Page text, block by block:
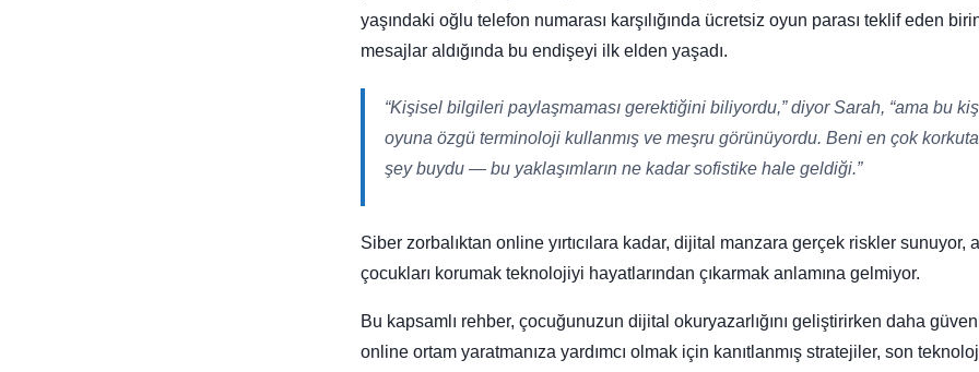
yaşındaki oğlu telefon numarası karşılığında ücretsiz oyun parası teklif eden
mesajlar aldığında bu endişeyi ilk elden yaşadı.
“Kişisel bilgileri paylaşmaması gerektiğini biliyordu,” diyor Sarah, “ama bu
oyuna özgü terminoloji kullanmış ve meşru görünüyordu. Beni en çok
şey buydu — bu yaklaşımların ne kadar sofistike hale geldiği.”
Siber zorbalıktan online yırtıcılara kadar, dijital manzara gerçek riskler sunuyor,
çocukları korumak teknolojiyi hayatlarından çıkarmak anlamına gelmiyor.
Bu kapsamlı rehber, çocuğunuzun dijital okuryazarlığını geliştirirken daha
online ortam yaratmanıza yardımcı olmak için kanıtlanmış stratejiler, son